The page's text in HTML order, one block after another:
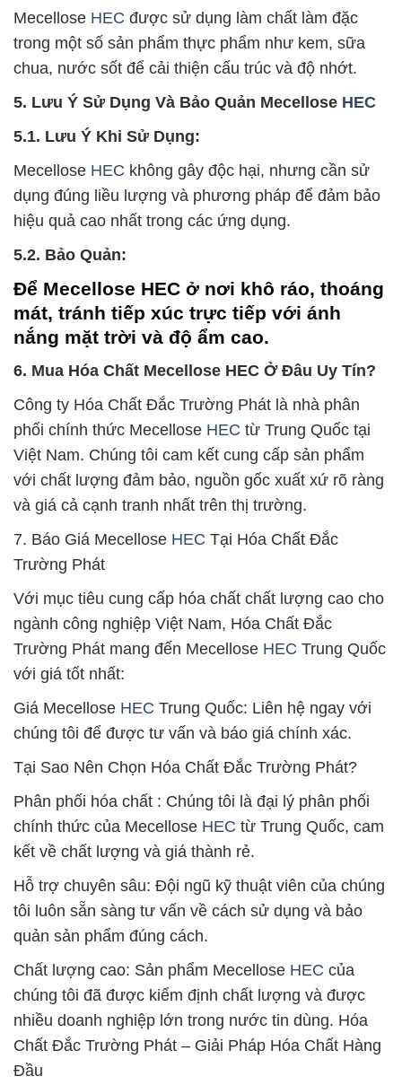
Mecellose HEC được sử dụng làm chất làm đặc
trong một số sản phẩm thực phẩm như kem, sữa
chua, nước sốt để cải thiện cấu trúc và độ nhớt.
5. Lưu Ý Sử Dụng Và Bảo Quản Mecellose HEC
5.1. Lưu Ý Khi Sử Dụng:
Mecellose HEC không gây độc hại, nhưng cần sử
dụng đúng liều lượng và phương pháp để đảm bảo
hiệu quả cao nhất trong các ứng dụng.
5.2. Bảo Quản:
Để Mecellose HEC ở nơi khô ráo, thoáng
mát, tránh tiếp xúc trực tiếp với ánh
nắng mặt trời và độ ẩm cao.
6. Mua Hóa Chất Mecellose HEC Ở Đâu Uy Tín?
Công ty Hóa Chất Đắc Trường Phát là nhà phân
phối chính thức Mecellose HEC từ Trung Quốc tại
Việt Nam. Chúng tôi cam kết cung cấp sản phẩm
với chất lượng đảm bảo, nguồn gốc xuất xứ rõ ràng
và giá cả cạnh tranh nhất trên thị trường.
7. Báo Giá Mecellose HEC Tại Hóa Chất Đắc
Trường Phát
Với mục tiêu cung cấp hóa chất chất lượng cao cho
ngành công nghiệp Việt Nam, Hóa Chất Đắc
Trường Phát mang đến Mecellose HEC Trung Quốc
với giá tốt nhất:
Giá Mecellose HEC Trung Quốc: Liên hệ ngay với
chúng tôi để được tư vấn và báo giá chính xác.
Tại Sao Nên Chọn Hóa Chất Đắc Trường Phát?
Phân phối hóa chất : Chúng tôi là đại lý phân phối
chính thức của Mecellose HEC từ Trung Quốc, cam
kết về chất lượng và giá thành rẻ.
Hỗ trợ chuyên sâu: Đội ngũ kỹ thuật viên của chúng
tôi luôn sẵn sàng tư vấn về cách sử dụng và bảo
quản sản phẩm đúng cách.
Chất lượng cao: Sản phẩm Mecellose HEC của
chúng tôi đã được kiểm định chất lượng và được
nhiều doanh nghiệp lớn trong nước tin dùng. Hóa
Chất Đắc Trường Phát – Giải Pháp Hóa Chất Hàng
Đầu